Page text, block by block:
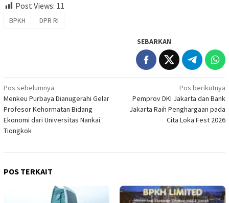
Post Views: 11
BPKH DPR RI
SEBARKAN
Navigasi
pos
Pos sebelumnya
Menkeu Purbaya Dianugerahi Gelar
Profesor Kehormatan Bidang
Ekonomi dari Universitas Nankai
Tiongkok
Pos berikutnya
Pemprov DKI Jakarta dan Bank
Jakarta Raih Penghargaan pada
Cita Loka Fest 2026
POS TERKAIT